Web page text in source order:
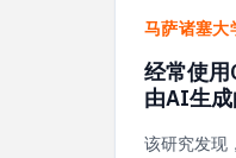
马萨诸塞
经常使
由AI生
该研究发现